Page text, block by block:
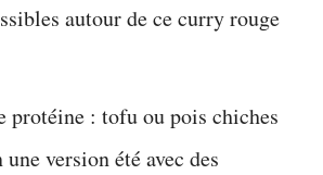
autour de ce curry rouge
protéine : tofu ou pois chiches
version été avec des